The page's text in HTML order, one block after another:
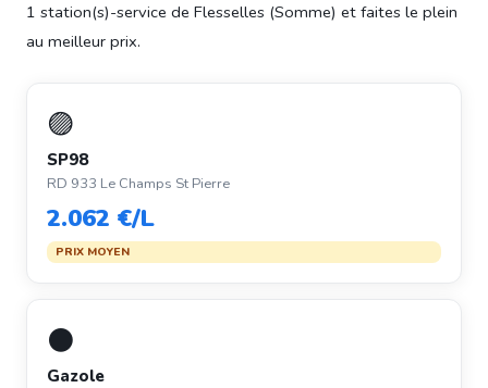
1 station(s)-service de Flesselles (Somme) et faites le plein
au meilleur prix.
🟣
SP98
RD 933 Le Champs St Pierre
2.062 €/L
PRIX MOYEN
⚫
Gazole